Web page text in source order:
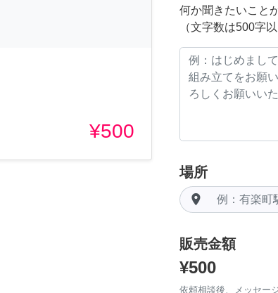
¥500
何か聞きたいこと
（文字数は500字以
場所
room
販売金額
¥500
依頼相談後、メッセー